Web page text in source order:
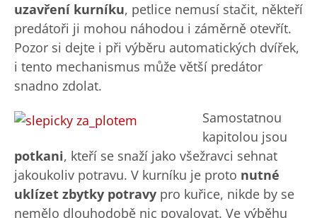
uzavření kurníku, petlice nemusí stačit, někteří
predátoři ji mohou náhodou i záměrně otevřít.
Pozor si dejte i při výběru automatických dvířek,
i tento mechanismus může větší predátor
snadno zdolat.
Samostatnou
kapitolou jsou
potkani, kteří se snaží jako všežravci sehnat
jakoukoliv potravu. V kurníku je proto nutné
uklízet zbytky potravy pro kuřice, nikde by se
nemělo dlouhodobě nic povalovat. Ve výběhu